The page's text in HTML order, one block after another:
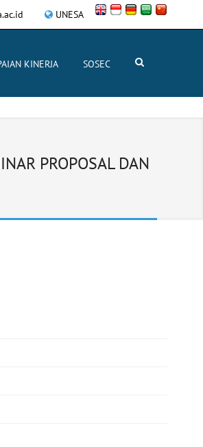
UNESA
KINERJA SOSEC
PROPOSAL DAN